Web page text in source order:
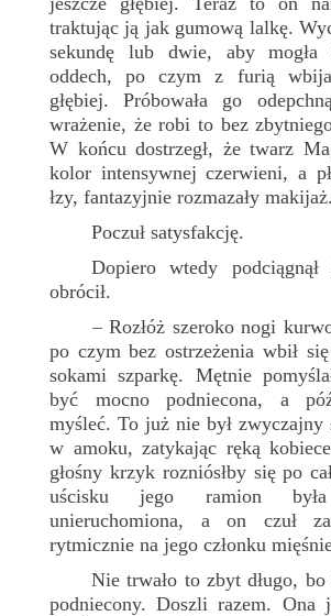
traktując ją jak gumową lalkę.
sekundę lub dwie, aby mogła
oddech, po czym z furią
głębiej. Próbowała go
wrażenie, że robi to bez
W końcu dostrzegł, że twarz
kolor intensywnej czerwieni, a
łzy, fantazyjnie rozmazały makijaż.
Poczuł satysfakcję.
Dopiero wtedy
obrócił.
– Rozłóż szeroko nogi
po czym bez ostrzeżenia wbił
sokami szparkę. Mętnie
być mocno podniecona, a
myśleć. To już nie był zwyczajny
w amoku, zatykając ręką
głośny krzyk rozniósłby się po
uścisku jego ramion była
unieruchomiona, a on czuł
rytmicznie na jego członku
Nie trwało to zbyt długo, bo
podniecony. Doszli razem. Ona